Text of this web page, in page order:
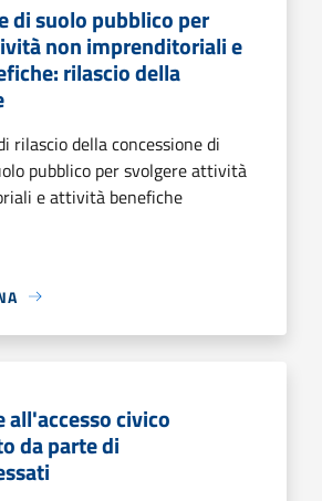
di suolo pubblico per
non imprenditoriali e
rilascio della
rilascio della concessione di
pubblico per svolgere attività
e attività benefiche
all'accesso civico
da parte di